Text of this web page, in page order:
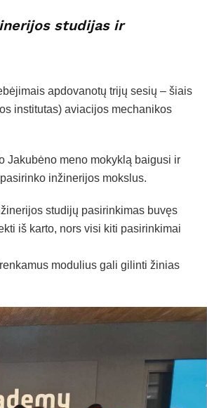
studijas ir
apdovanotų trijų sesių – šiais
institutas) aviacijos mechanikos
Jakubėno meno mokyklą baigusi ir
inžinerijos mokslus.
studijų pasirinkimas buvęs
iš karto, nors visi kiti pasirinkimai
modulius gali gilinti žinias